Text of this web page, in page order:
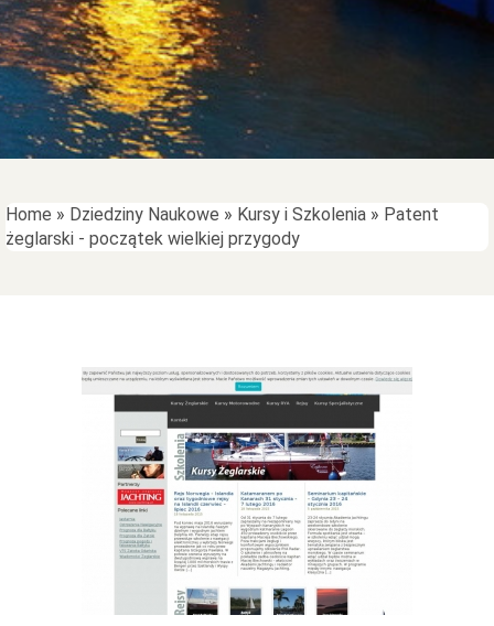
Home » Dziedziny Naukowe » Kursy i Szkolenia » Patent
żeglarski - początek wielkiej przygody